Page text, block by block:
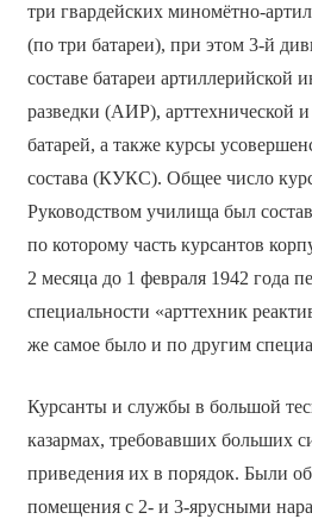
три гвардейских миномётно-
(по три батареи), при этом 3-й
составе батареи артиллерийской
разведки (АИР), арттехнической и
батарей, а также курсы
состава (КУКС). Общее число
Руководством училища был
по которому часть курсантов
2 месяца до 1 февраля 1942 года
специальности «арттехник
же самое было и по другим
Курсанты и службы в большой
казармах, требовавших больших
приведения их в порядок. Были
помещения с 2- и 3-ярусными